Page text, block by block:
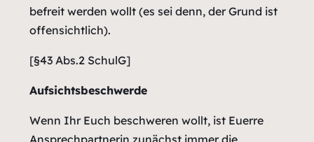
befreit werden wollt (es sei denn, der Grund ist
offensichtlich).
[§43 Abs.2 SchulG]
Aufsichtsbeschwerde
Wenn Ihr Euch beschweren wollt, ist Euerre
Ansprechpartnerin zunächst immer die